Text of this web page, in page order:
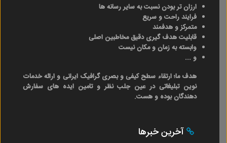
ارزان تر بودن نسبت به سایر رسانه ها
فرایند راحت و سریع
متمرکز و هدفمند
قابلیت هدف گیری دقیق مخاطبین اصلی
وابسته به زمان و مکان نیست
و ...
هدف ما؛ ارتقاء سطح کیفی و بصری گرافیک ایرانی و ارائه خدمات
نوین تبلیغاتی در عین جلب نظر و تامین ایده های سفارش
دهندگان بوده و هست.
آخرین خبرها